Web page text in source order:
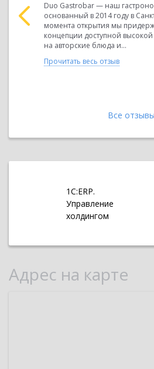
связи
по
мы
Duo Gastrobar — наш
основанный в 2014 году в
момента открытия мы
концепции доступной высокой
на авторские блюда и...
Прочитать весь отзыв
Все отзывы
1С:ERP.
Управление
холдингом
Адрес на карте